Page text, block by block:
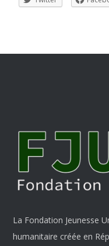
La Fondation Jeunesse
humanitaire créée en